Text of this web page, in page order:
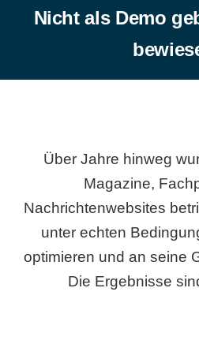
Nicht als Demo
Über Jahre hinweg
Magazine,
Nachrichtenwebsites
unter echten
optimieren und an seine
Die Ergebnisse